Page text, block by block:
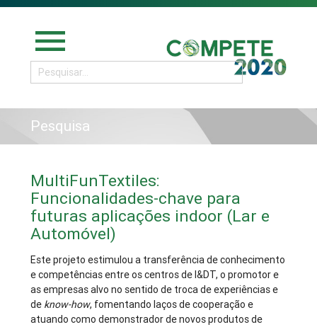
menu
Pesquisa
MultiFunTextiles:
Funcionalidades-chave para
futuras aplicações indoor (Lar e
Automóvel)
Este projeto estimulou a transferência de conhecimento
e competências entre os centros de I&DT, o promotor e
as empresas alvo no sentido de troca de experiências e
de know-how, fomentando laços de cooperação e
atuando como demonstrador de novos produtos de